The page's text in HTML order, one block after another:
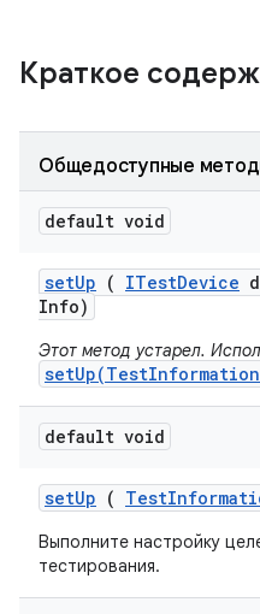
Краткое
Общедоступные
default void
setUp ( ITestDevice
Info)
Этот метод устарел.
default void
setUp ( Test
Выполните настройку
тестирования.